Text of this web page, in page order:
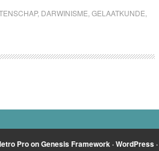
, DARWINISME GELAATKUNDE
ProonGenesis Framework·WordPress·